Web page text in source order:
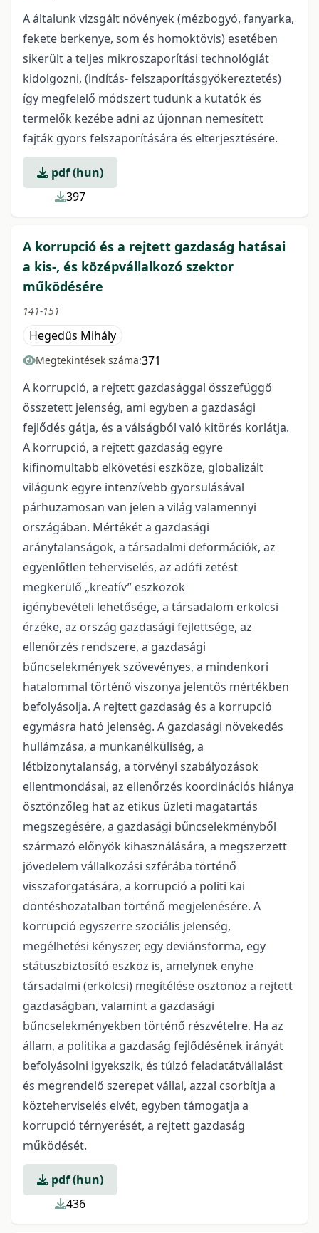
A általunk vizsgált növények (mézbogyó, fanyarka,
fekete berkenye, som és homoktövis) esetében
sikerült a teljes mikroszaporítási technológiát
kidolgozni, (indítás- felszaporításgyökereztetés)
így megfelelő módszert tudunk a kutatók és
termelők kezébe adni az újonnan nemesített
fajták gyors felszaporítására és elterjesztésére.
pdf (hun)
397
A korrupció és a rejtett gazdaság hatásai
a kis-, és középvállalkozó szektor
működésére
141-151
Hegedűs Mihály
Megtekintések száma:371
A korrupció, a rejtett gazdasággal összefüggő
összetett jelenség, ami egyben a gazdasági
fejlődés gátja, és a válságból való kitörés korlátja.
A korrupció, a rejtett gazdaság egyre
kifinomultabb elkövetési eszköze, globalizált
világunk egyre intenzívebb gyorsulásával
párhuzamosan van jelen a világ valamennyi
országában. Mértékét a gazdasági
aránytalanságok, a társadalmi deformációk, az
egyenlőtlen teherviselés, az adófi zetést
megkerülő „kreatív” eszközök
igénybevételi lehetősége, a társadalom erkölcsi
érzéke, az ország gazdasági fejlettsége, az
ellenőrzés rendszere, a gazdasági
bűncselekmények szövevényes, a mindenkori
hatalommal történő viszonya jelentős mértékben
befolyásolja. A rejtett gazdaság és a korrupció
egymásra ható jelenség. A gazdasági növekedés
hullámzása, a munkanélküliség, a
létbizonytalanság, a törvényi szabályozások
ellentmondásai, az ellenőrzés koordinációs hiánya
ösztönzőleg hat az etikus üzleti magatartás
megszegésére, a gazdasági bűncselekményből
származó előnyök kihasználására, a megszerzett
jövedelem vállalkozási szférába történő
visszaforgatására, a korrupció a politi kai
döntéshozatalban történő megjelenésére. A
korrupció egyszerre szociális jelenség,
megélhetési kényszer, egy deviánsforma, egy
státuszbiztosító eszköz is, amelynek enyhe
társadalmi (erkölcsi) megítélése ösztönöz a rejtett
gazdaságban, valamint a gazdasági
bűncselekményekben történő részvételre. Ha az
állam, a politika a gazdaság fejlődésének irányát
befolyásolni igyekszik, és túlzó feladatátvállalást
és megrendelő szerepet vállal, azzal csorbítja a
közteherviselés elvét, egyben támogatja a
korrupció térnyerését, a rejtett gazdaság
működését.
pdf (hun)
436